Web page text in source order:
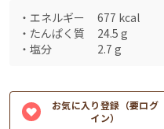
・ エネルギー 677 kcal
・ たんぱく質 24.5 g
・ 塩分 2.7 g
お気に入り登録（要ログ
イン）